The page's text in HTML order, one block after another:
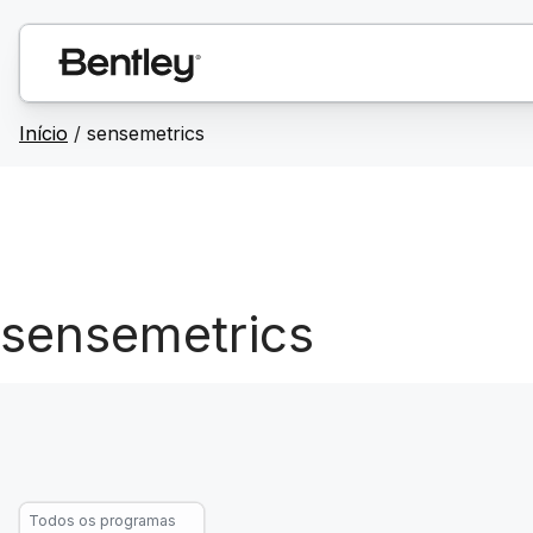
Início / sensemetrics
sensemetrics
Todos os programas